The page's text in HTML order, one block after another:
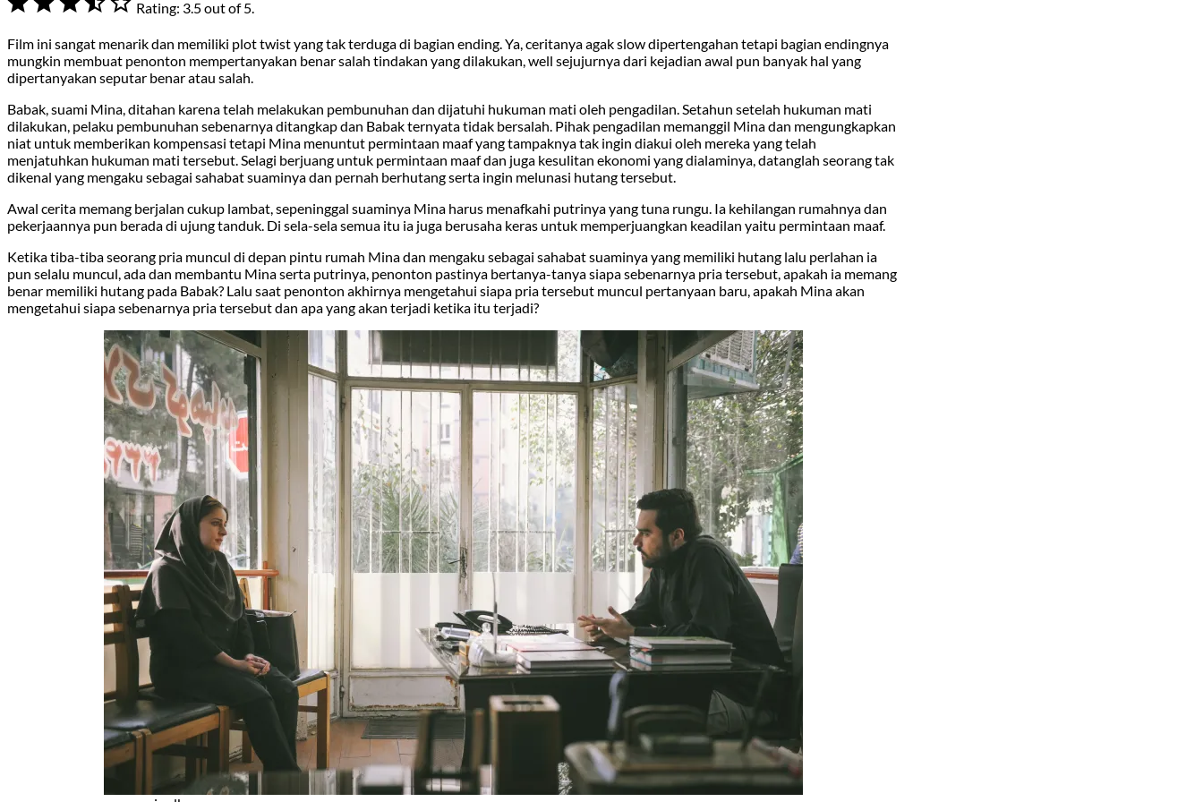
Rating: 3.5 out of 5.
Film ini sangat menarik dan memiliki plot twist yang tak terduga di bagian ending. Ya, ceritanya agak slow dipertengahan tetapi bagian endingnya
mungkin membuat penonton mempertanyakan benar salah tindakan yang dilakukan, well sejujurnya dari kejadian awal pun banyak hal yang
dipertanyakan seputar benar atau salah.
Babak, suami Mina, ditahan karena telah melakukan pembunuhan dan dijatuhi hukuman mati oleh pengadilan. Setahun setelah hukuman mati
dilakukan, pelaku pembunuhan sebenarnya ditangkap dan Babak ternyata tidak bersalah. Pihak pengadilan memanggil Mina dan mengungkapkan
niat untuk memberikan kompensasi tetapi Mina menuntut permintaan maaf yang tampaknya tak ingin diakui oleh mereka yang telah
menjatuhkan hukuman mati tersebut. Selagi berjuang untuk permintaan maaf dan juga kesulitan ekonomi yang dialaminya, datanglah seorang tak
dikenal yang mengaku sebagai sahabat suaminya dan pernah berhutang serta ingin melunasi hutang tersebut.
Awal cerita memang berjalan cukup lambat, sepeninggal suaminya Mina harus menafkahi putrinya yang tuna rungu. Ia kehilangan rumahnya dan
pekerjaannya pun berada di ujung tanduk. Di sela-sela semua itu ia juga berusaha keras untuk memperjuangkan keadilan yaitu permintaan maaf.
Ketika tiba-tiba seorang pria muncul di depan pintu rumah Mina dan mengaku sebagai sahabat suaminya yang memiliki hutang lalu perlahan ia
pun selalu muncul, ada dan membantu Mina serta putrinya, penonton pastinya bertanya-tanya siapa sebenarnya pria tersebut, apakah ia memang
benar memiliki hutang pada Babak? Lalu saat penonton akhirnya mengetahui siapa pria tersebut muncul pertanyaan baru, apakah Mina akan
mengetahui siapa sebenarnya pria tersebut dan apa yang akan terjadi ketika itu terjadi?